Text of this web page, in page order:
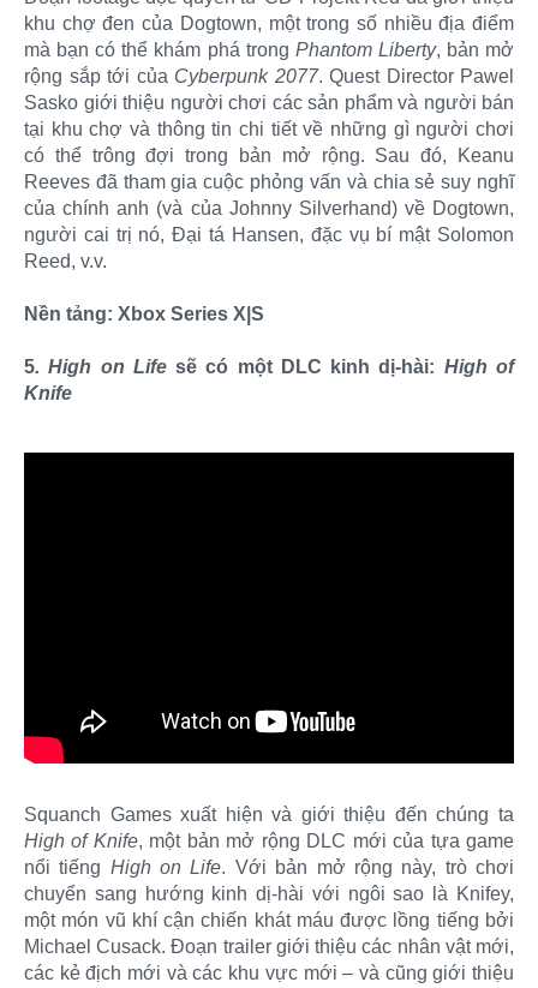
khu chợ đen của Dogtown, một trong số nhiều địa điểm
mà bạn có thể khám phá trong Phantom Liberty, bản mở
rộng sắp tới của Cyberpunk 2077. Quest Director Pawel
Sasko giới thiệu người chơi các sản phẩm và người bán
tại khu chợ và thông tin chi tiết về những gì người chơi
có thể trông đợi trong bản mở rộng. Sau đó, Keanu
Reeves đã tham gia cuộc phỏng vấn và chia sẻ suy nghĩ
của chính anh (và của Johnny Silverhand) về Dogtown,
người cai trị nó, Đại tá Hansen, đặc vụ bí mật Solomon
Reed, v.v.
Nền tảng: Xbox Series X|S
5. High on Lifesẽ có một DLC kinh dị-hài: High of
Knife
Squanch Games xuất hiện và giới thiệu đến chúng ta
High of Knife, một bản mở rộng DLC mới của tựa game
nổi tiếng High on Life. Với bản mở rộng này, trò chơi
chuyển sang hướng kinh dị-hài với ngôi sao là Knifey,
một món vũ khí cận chiến khát máu được lồng tiếng bởi
Michael Cusack. Đoạn trailer giới thiệu các nhân vật mới,
các kẻ địch mới và các khu vực mới – và cũng giới thiệu